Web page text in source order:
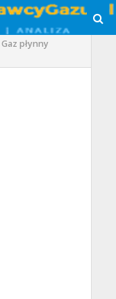
Gaz płynny